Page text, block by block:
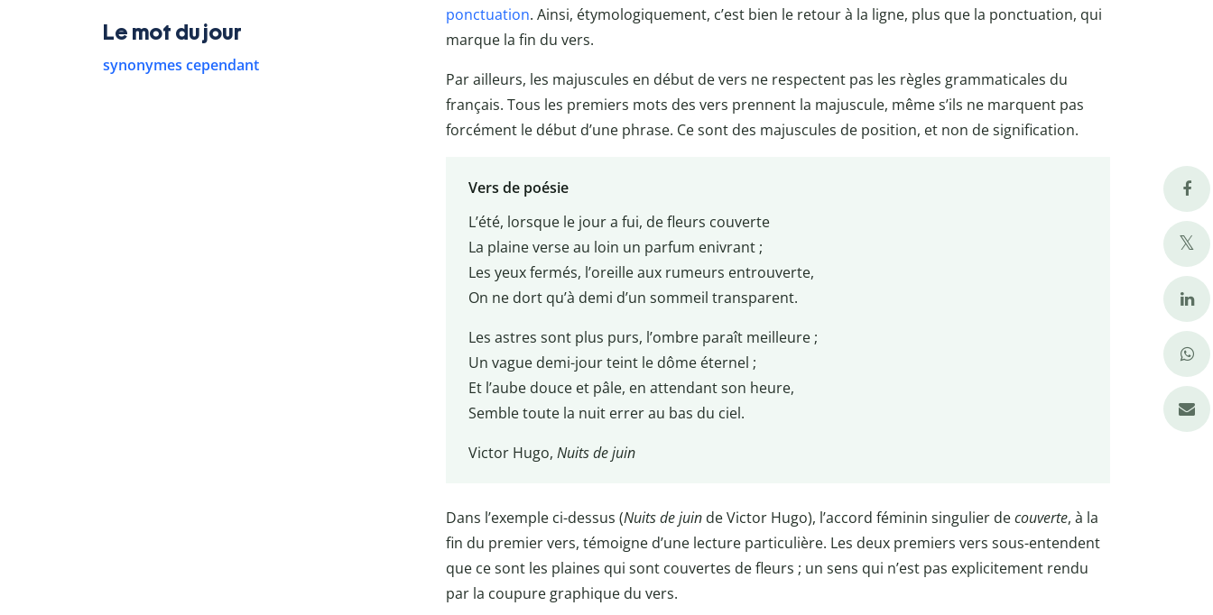
ponctuation. Ainsi, étymologiquement, c’est bien le retour à la ligne, plus que la ponctuation, qui
marque la fin du vers.
Par ailleurs, les majuscules en début de vers ne respectent pas les règles grammaticales du
français. Tous les premiers mots des vers prennent la majuscule, même s’ils ne marquent pas
forcément le début d’une phrase. Ce sont des majuscules de position, et non de signification.
Vers de poésie
L’été, lorsque le jour a fui, de fleurs couverte
La plaine verse au loin un parfum enivrant ;
Les yeux fermés, l’oreille aux rumeurs entrouverte,
On ne dort qu’à demi d’un sommeil transparent.
Les astres sont plus purs, l’ombre paraît meilleure ;
Un vague demi-jour teint le dôme éternel ;
Et l’aube douce et pâle, en attendant son heure,
Semble toute la nuit errer au bas du ciel.
Victor Hugo, Nuits de juin
Dans l’exemple ci-dessus (Nuits de juin de Victor Hugo), l’accord féminin singulier decouverte, à la
fin du premier vers, témoigne d’une lecture particulière. Les deux premiers vers sous-entendent
que ce sont les plaines qui sont couvertes de fleurs ; un sens qui n’est pas explicitement rendu
par la coupure graphique du vers.
Le mot du jour
synonymes cependant